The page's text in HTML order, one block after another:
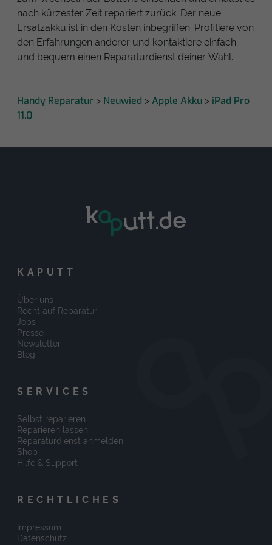
nach kürzester Zeit repariert zurück. Der neue
Ersatzakku ist in den Kosten inbegriffen. Profitiere von
den Erfahrungen anderer und kontaktiere einfach
und bequem einen Reparaturdienst deiner Wahl.
Handy Reparatur > Neuwied > Apple Akku > iPad Pro
11.0
KAPUTT
Über uns
Recht auf Reparatur
Jobs
Presse
Newsletter
Blog
SERVICES
Selbst reparieren
Reparieren lassen
Reparaturdienst anmelden
Shop
Hilfe & Support
RECHTLICHES
Impressum
Datenschutz